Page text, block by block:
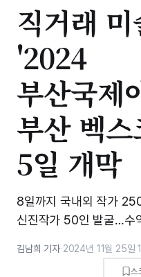
직거래
'2024
부산국제
부산 벡
5일 개막
8일까지 국내외 작가
신진작가 50인 발굴…수
김남희 기자·2024년 11월 25일
스